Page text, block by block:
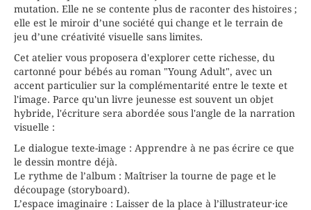
mutation. Elle ne se contente plus de raconter des histoires ;
elle est le miroir d’une société qui change et le terrain de
jeu d’une créativité visuelle sans limites.
Cet atelier vous proposera d'explorer cette richesse, du
cartonné pour bébés au roman "Young Adult", avec un
accent particulier sur la complémentarité entre le texte et
l'image. Parce qu'un livre jeunesse est souvent un objet
hybride, l'écriture sera abordée sous l'angle de la narration
visuelle :
Le dialogue texte-image : Apprendre à ne pas écrire ce que
le dessin montre déjà.
Le rythme de l’album : Maîtriser la tourne de page et le
découpage (storyboard).
L’espace imaginaire : Laisser de la place à l’illustrateur·ice